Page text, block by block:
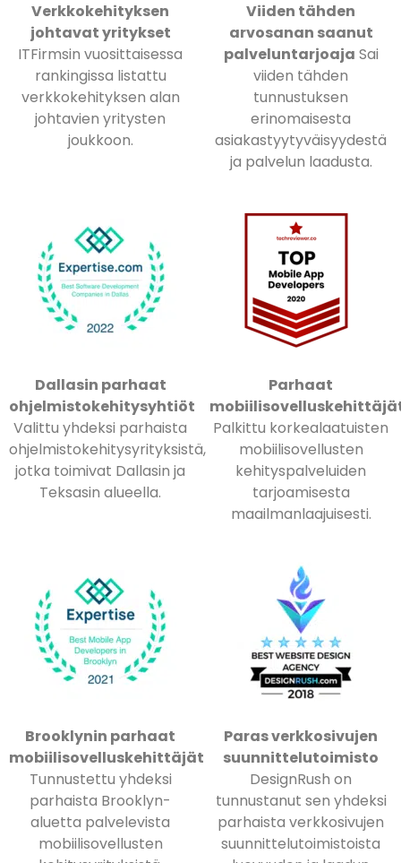
Verkkokehityksen
johtavat yritykset
ITFirmsin vuosittaisessa
rankingissa listattu
verkkokehityksen alan
johtavien yritysten
joukkoon.
Viiden tähden
arvosanan saanut
palveluntarjoaja Sai
viiden tähden
tunnustuksen
erinomaisesta
asiakastyytyväisyydestä
ja palvelun laadusta.
Dallasin parhaat
ohjelmistokehitysyhtiöt
Valittu yhdeksi parhaista
ohjelmistokehitysyrityksistä,
jotka toimivat Dallasin ja
Teksasin alueella.
Parhaat
Palkittu korkealaatuisten
mobiilisovellusten
kehityspalveluiden
tarjoamisesta
maailmanlaajuisesti.
Brooklynin parhaat
mobiilisovelluskehittäjät
Tunnustettu yhdeksi
parhaista Brooklyn-
aluetta palvelevista
mobiilisovellusten
Paras verkkosivujen
suunnittelutoimisto
DesignRush on
tunnustanut sen yhdeksi
parhaista verkkosivujen
suunnittelutoimistoista